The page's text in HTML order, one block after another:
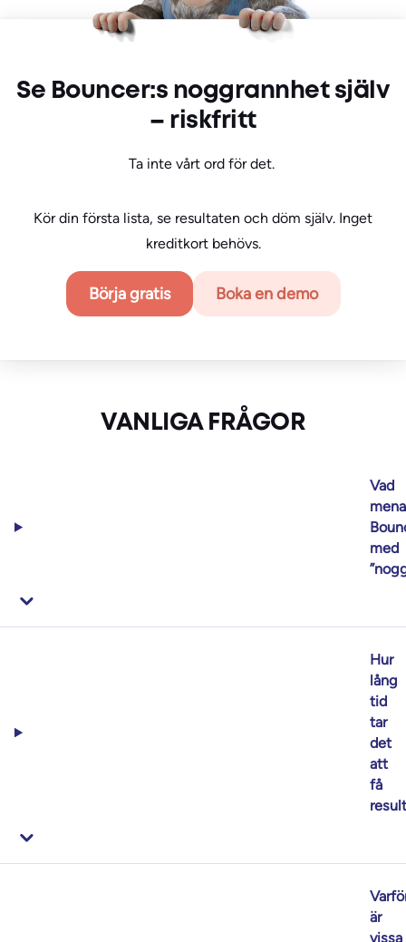
Se Bouncer:s noggrannhet själv
– riskfritt
Ta inte vårt ord för det.
Kör din första lista, se resultaten och döm själv. Inget
kreditkort behövs.
Börja gratis Boka en demo
VANLIGA FRÅGOR
Vad
med
Hur
lång
tid
tar
det
att
få
är
vissa